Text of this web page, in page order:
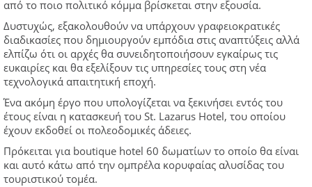
από το ποιο πολιτικό κόμμα βρίσκεται στην εξουσία.
Δυστυχώς, εξακολουθούν να υπάρχουν γραφειοκρατικές
διαδικασίες που δημιουργούν εμπόδια στις αναπτύξεις αλλά
ελπίζω ότι οι αρχές θα συνειδητοποιήσουν εγκαίρως τις
ευκαιρίες και θα εξελίξουν τις υπηρεσίες τους στη νέα
τεχνολογικά απαιτητική εποχή.
Ένα ακόμη έργο που υπολογίζεται να ξεκινήσει εντός του
έτους είναι η κατασκευή του St. Lazarus Hotel, του οποίου
έχουν εκδοθεί οι πολεοδομικές άδειες.
Πρόκειται για boutique hotel 60 δωματίων το οποίο θα είναι
και αυτό κάτω από την ομπρέλα κορυφαίας αλυσίδας του
τουριστικού τομέα.